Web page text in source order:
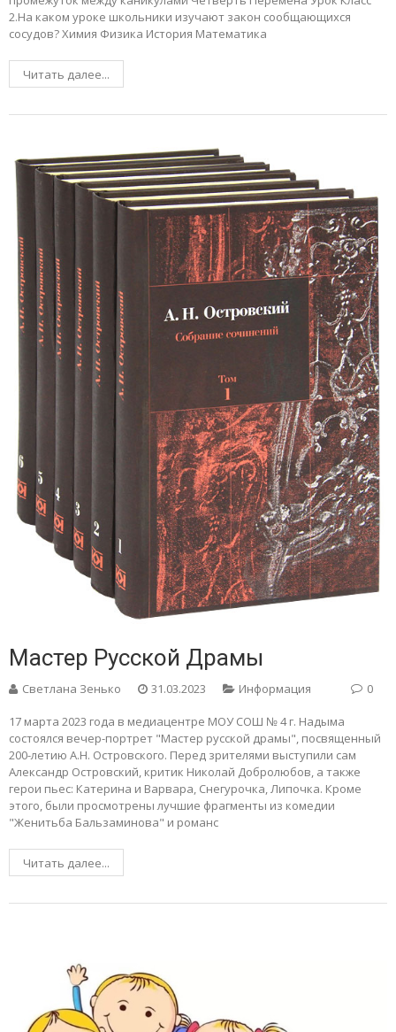
2.На каком уроке школьники изучают закон сообщающихся
сосудов? Химия Физика История Математика
Читать далее...
Мастер Русской Драмы
Светлана Зенько 31.03.2023 Информация 0
17 марта 2023 года в медиацентре МОУ СОШ № 4 г. Надыма
состоялся вечер-портрет "Мастер русской драмы", посвященный
200-летию А.Н. Островского. Перед зрителями выступили сам
Александр Островский, критик Николай Добролюбов, а также
герои пьес: Катерина и Варвара, Снегурочка, Липочка. Кроме
этого, были просмотрены лучшие фрагменты из комедии
"Женитьба Бальзаминова" и романс
Читать далее...